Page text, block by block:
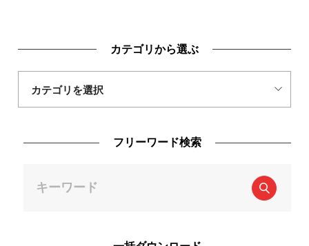
カテゴリから選ぶ
フリーワード検索